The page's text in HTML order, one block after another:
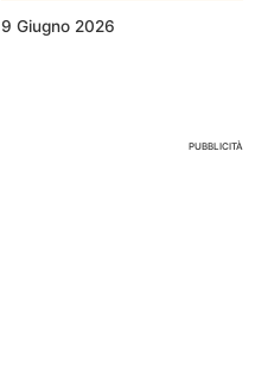
9 Giugno 2026
PUBBLICITÀ